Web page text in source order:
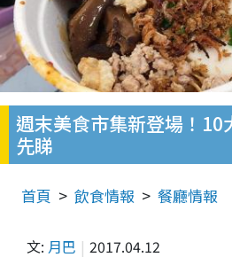
週末美食市集新登場！10
先睇
首頁 飲食情報 餐廳情報
文: 月巴 2017.04.12